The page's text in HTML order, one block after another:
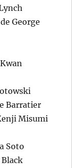
George
Barratier
Misumi
Soto